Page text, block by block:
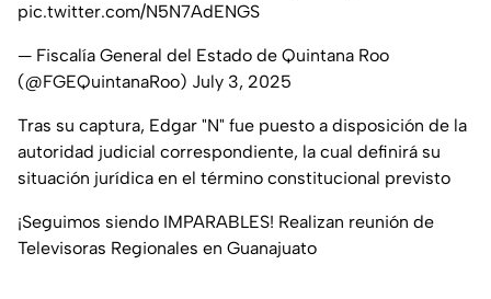
pic.twitter.com/N5N7AdENGS
— Fiscalía General del Estado de Quintana Roo
(@FGEQuintanaRoo) July 3, 2025
Tras su captura, Edgar "N" fue puesto a disposición de la
autoridad judicial correspondiente, la cual definirá su
situación jurídica en el término constitucional previsto
¡Seguimos siendo IMPARABLES! Realizan reunión de
Televisoras Regionales en Guanajuato